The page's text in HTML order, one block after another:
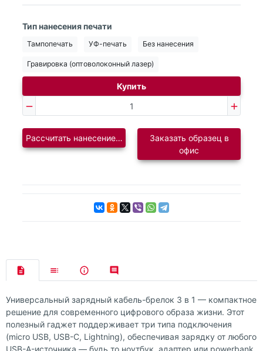
Тип нанесения печати
Тампопечать УФ-печать Без нанесения
Гравировка (оптоволоконный лазер)
Купить
Рассчитать нанесение логотипаЗаказать образец в
офис
Универсальный зарядный кабель-брелок 3 в 1 — компактное
решение для современного цифрового образа жизни. Этот
полезный гаджет поддерживает три типа подключения
(micro USB, USB-C, Lightning), обеспечивая зарядку от любого